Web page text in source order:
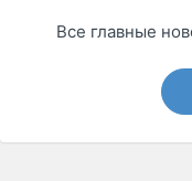
Все главные